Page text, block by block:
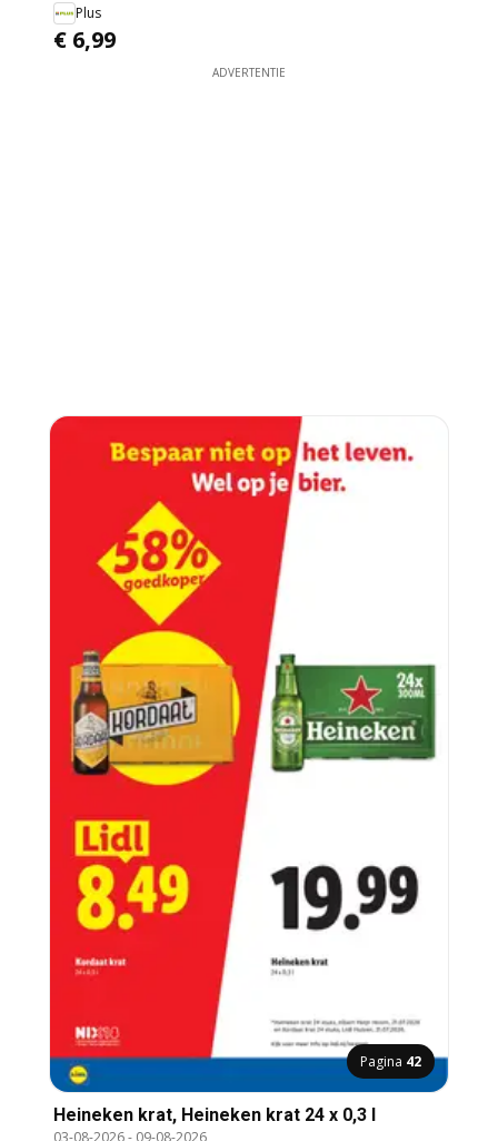
Plus
€ 6,99
ADVERTENTIE
Pagina 42
Heineken krat, Heineken krat 24 x 0,3 l
03-08-2026- 09-08-2026